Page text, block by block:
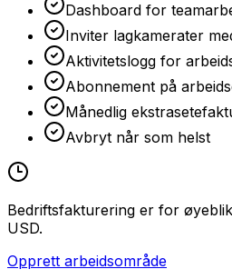
Dashboard for
Inviter lagkamerater
Aktivitetslogg for
Abonnement på
Månedlig
Avbryt når som helst
Bedriftsfakturering er for
USD.
Opprett arbeidsområde